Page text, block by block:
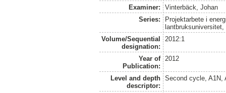
Examiner:
Vinterbäck, Johan
Series:
Projektarbete i
Volume/Sequential
designation:
2012:1
Year of
Publication:
2012
Level and depth
descriptor:
Second cycle, A1N,